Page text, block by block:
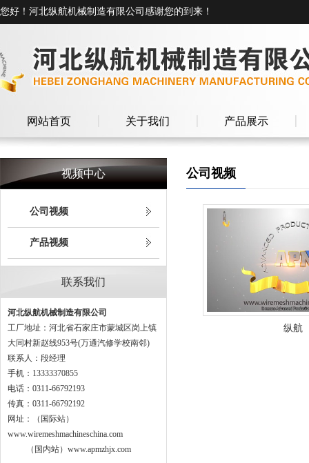
您好！河北纵航机械制造有限公司感谢您的到来！
网站首页 关于我们 产品展示
视频中心
公司视频
产品视频
联系我们
河北纵航机械制造有限公司
工厂地址：河北省石家庄市蒙城区岗上镇
大同村新赵线953号(万通汽修学校南邻)
联系人：段经理
手机：13333370855
电话：0311-66792193
传真：0311-66792192
网址：（国际站）
www.wiremeshmachineschina.com
（国内站）www.apmzhjx.com
公司视频
纵航